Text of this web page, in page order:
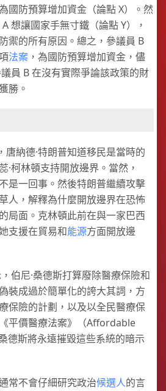
國防預算增加資金（論點 X）。然
想讓國家手無寸鐵（論點 Y），
禦的所有原因。總之，參議員 B
法案 ，為國防預算增加資金，儘
員 B 在沒有實際爭論該政策的財
勝。
唐納德·特朗普知道移民是當時的
·柯林頓支持開放邊界。當然，
是一回事。然後特朗普繼續攻擊
人，解釋為什麼開放邊界在恐怖
局面。克林頓此前在與一家巴西
支援在貿易和能源方面開放邊
伯尼·桑德斯打算廢除醫療保險和
裝成過於簡單化的誇大其詞，方
保險的計劃，以及以全民醫療保
平價醫療法案》（Affordable
德斯將永遠摧毀這些系統的暗示
常不會仔細研究政治候選人的言